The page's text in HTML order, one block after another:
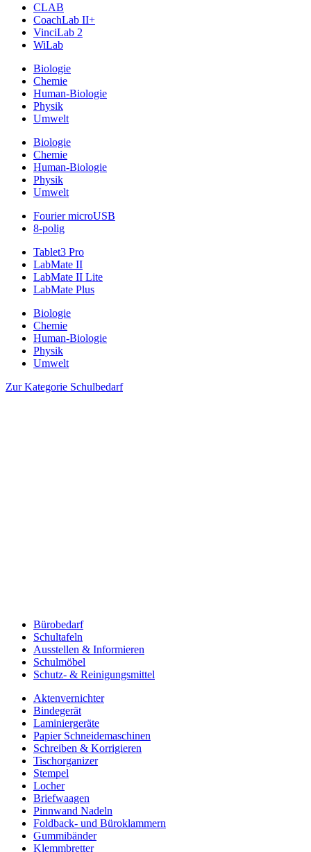
CLAB
CoachLab II+
VinciLab 2
WiLab
Biologie
Chemie
Human-Biologie
Physik
Umwelt
Biologie
Chemie
Human-Biologie
Physik
Umwelt
Fourier microUSB
8-polig
Tablet3 Pro
LabMate II
LabMate II Lite
LabMate Plus
Biologie
Chemie
Human-Biologie
Physik
Umwelt
Zur Kategorie Schulbedarf
Bürobedarf
Schultafeln
Ausstellen & Informieren
Schulmöbel
Schutz- & Reinigungsmittel
Aktenvernichter
Bindegerät
Laminiergeräte
Papier Schneidemaschinen
Schreiben & Korrigieren
Tischorganizer
Stempel
Locher
Briefwaagen
Pinnwand Nadeln
Foldback- und Büroklammern
Gummibänder
Klemmbretter